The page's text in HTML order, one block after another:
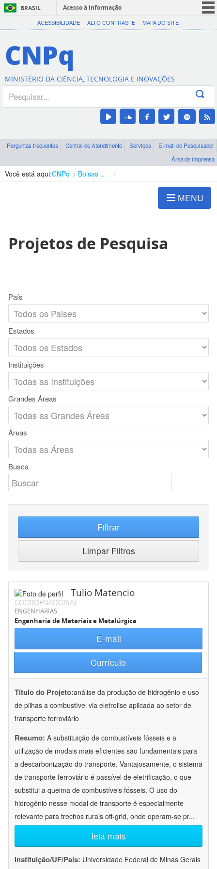
BRASIL
Acesso à informação
CORONAVÍRUS (COVID-19)
Canais
ACESSIBILIDADE ALTO CONTRASTE MAPA DO SITE
CNPq
MINISTÉRIO DA CIÊNCIA, TECNOLOGIA E INOVAÇÕES
Perguntas frequentes Central de Atendimento Serviços
E-mail do Pesquisador
Área de imprensa
Você está aqui:CNPq Bolsas e Auxílios Vigentes
MENU
Projetos de Pesquisa
País
Estados
Instituições
Grandes Áreas
Áreas
Busca
Filtrar
Limpar Filtros
Tulio Matencio
COORDENADOR(A)
ENGENHARIAS
Engenharia de Materiais e Metalúrgica
E-mail
Currículo
Título do Projeto:análise da produção de hidrogênio e uso
de pilhas a combustível via eletrolise aplicada ao setor de
transporte ferroviário
Resumo: A substituição de combustíveis fósseis e a
utilização de modais mais eficientes são fundamentais para
a descarbonização do transporte. Vantajosamente, o sistema
de transporte ferroviário é passível de eletrificação, o que
substitui a queima de combustíveis fósseis. O uso do
hidrogênio nesse modal de transporte é especialmente
relevante para trechos rurais off-grid, onde operam-se pr...
leia mais
Instituição/UF/País: Universidade Federal de Minas Gerais